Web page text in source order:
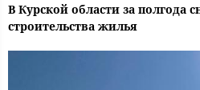
В Курской области за полгода
строительства жилья